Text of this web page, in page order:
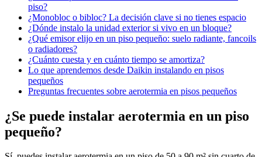
piso?
¿Monobloc o bibloc? La decisión clave si no tienes espacio
¿Dónde instalo la unidad exterior si vivo en un bloque?
¿Qué emisor elijo en un piso pequeño: suelo radiante, fancoils
o radiadores?
¿Cuánto cuesta y en cuánto tiempo se amortiza?
Lo que aprendemos desde Daikin instalando en pisos
pequeños
Preguntas frecuentes sobre aerotermia en pisos pequeños
¿Se puede instalar aerotermia en un piso
pequeño?